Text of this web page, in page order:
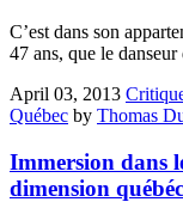
C’est dans son
47 ans, que le
April 03, 2013
Québec by Thomas
Immersion dans
dimension